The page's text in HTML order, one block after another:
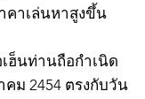
คาเล่นหาสูงขึ้น
ฮ็นท่านถือกำเนิด
คม 2454 ตรงกับวัน